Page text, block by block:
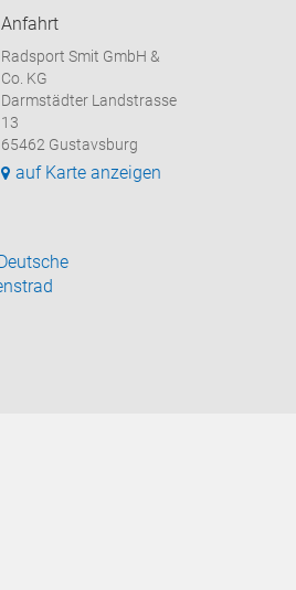
Anfahrt
Radsport Smit GmbH &
Co. KG
Darmstädter Landstrasse
13
65462 Gustavsburg
auf Karte anzeigen